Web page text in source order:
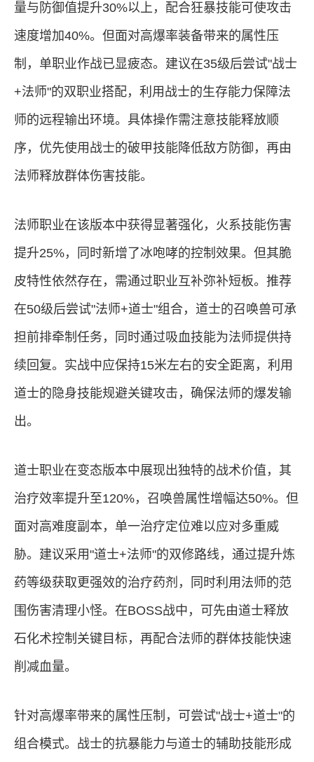
量与防御值提升30%以上，配合狂暴技能可使攻击
速度增加40%。但面对高爆率装备带来的属性压
制，单职业作战已显疲态。建议在35级后尝试"战士
+法师"的双职业搭配，利用战士的生存能力保障法
师的远程输出环境。具体操作需注意技能释放顺
序，优先使用战士的破甲技能降低敌方防御，再由
法师释放群体伤害技能。
法师职业在该版本中获得显著强化，火系技能伤害
提升25%，同时新增了冰咆哮的控制效果。但其脆
皮特性依然存在，需通过职业互补弥补短板。推荐
在50级后尝试"法师+道士"组合，道士的召唤兽可承
担前排牵制任务，同时通过吸血技能为法师提供持
续回复。实战中应保持15米左右的安全距离，利用
道士的隐身技能规避关键攻击，确保法师的爆发输
出。
道士职业在变态版本中展现出独特的战术价值，其
治疗效率提升至120%，召唤兽属性增幅达50%。但
面对高难度副本，单一治疗定位难以应对多重威
胁。建议采用"道士+法师"的双修路线，通过提升炼
药等级获取更强效的治疗药剂，同时利用法师的范
围伤害清理小怪。在BOSS战中，可先由道士释放
石化术控制关键目标，再配合法师的群体技能快速
削减血量。
针对高爆率带来的属性压制，可尝试"战士+道士"的
组合模式。战士的抗暴能力与道士的辅助技能形成